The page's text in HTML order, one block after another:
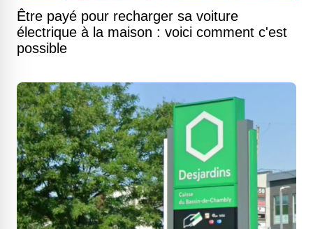
Être payé pour recharger sa voiture
électrique à la maison : voici comment c'est
possible